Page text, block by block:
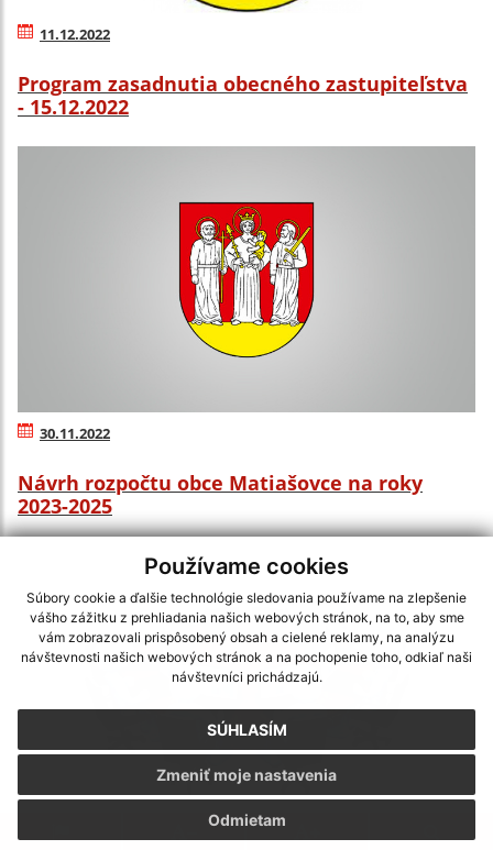
Používame cookies
Súbory cookie a ďalšie technológie sledovania používame na zlepšenie
vášho zážitku z prehliadania našich webových stránok, na to, aby sme
vám zobrazovali prispôsobený obsah a cielené reklamy, na analýzu
návštevnosti našich webových stránok a na pochopenie toho, odkiaľ naši
návštevníci prichádzajú.
SÚHLASÍM
Odmietam
Zmeniť moje nastavenia
11.12.2022
Program zasadnutia obecného zastupiteľstva
- 15.12.2022
30.11.2022
Návrh rozpočtu obce Matiašovce na roky
2023-2025